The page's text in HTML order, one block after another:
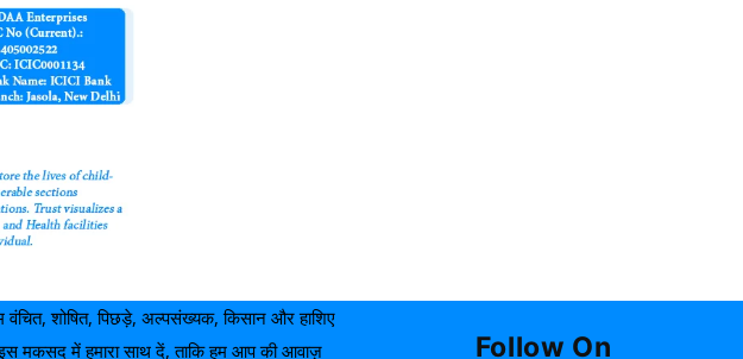
शोषित, पिछड़े, अल्पसंख्यक, किसान और हाशिए
मकसद में हमारा साथ दें, ताकि हम आप की आवाज़
Follow On